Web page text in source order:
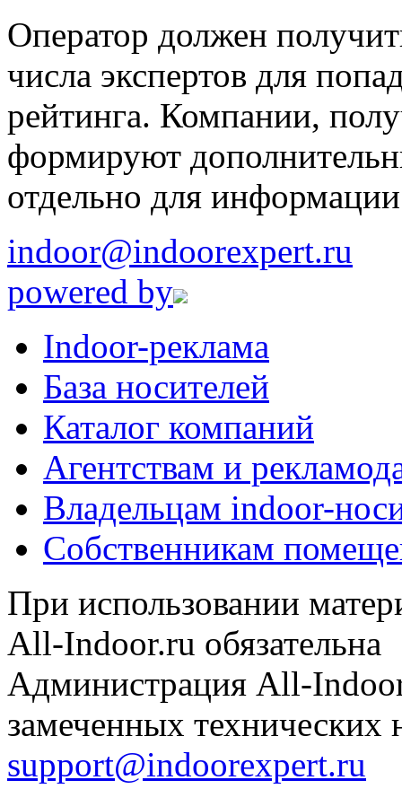
Оператор должен
числа экспертов для
рейтинга. Компании,
формируют
отдельно для
indoor@indoorexpert.ru
powered by
Indoor-реклама
База носителей
Каталог компаний
Агентствам и
Владельцам indoor-
Собственникам
При использовании
All-Indoor.ru обязательна
Администрация All-
замеченных технических
support@indoorexpert.ru